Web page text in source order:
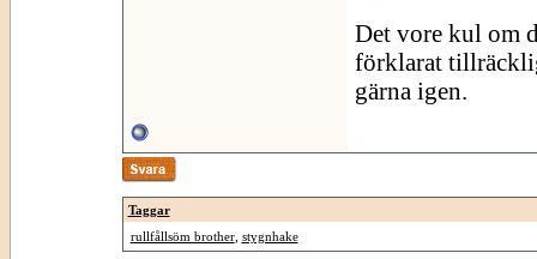
Det vore kul om
förklarat
gärna igen.
Taggar
rullfållsöm brother, stygnhake